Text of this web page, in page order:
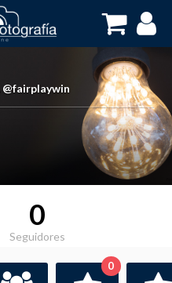
@fairplaywin
0
Seguidores
0